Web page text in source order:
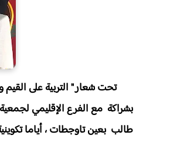
تحت شعار " التربية على القيم
طالب بعين تاوجطات ، أياما